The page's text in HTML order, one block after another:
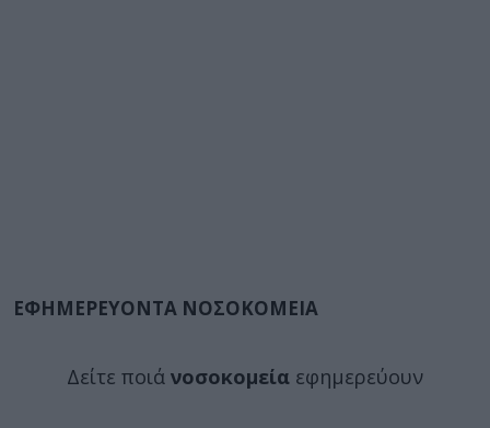
ΕΦΗΜΕΡΕΥΟΝΤΑ ΝΟΣΟΚΟΜΕΙΑ
Δείτε ποιά νοσοκομεία εφημερεύουν